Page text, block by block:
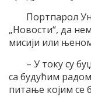
Портпарол
„Новости“, да
мисији или
– У току су
са будућим
питање којим се